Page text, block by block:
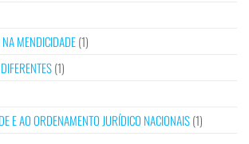
MENDICIDADE(1)
(1)
E AO ORDENAMENTO JURÍDICO NACIONAIS(1)